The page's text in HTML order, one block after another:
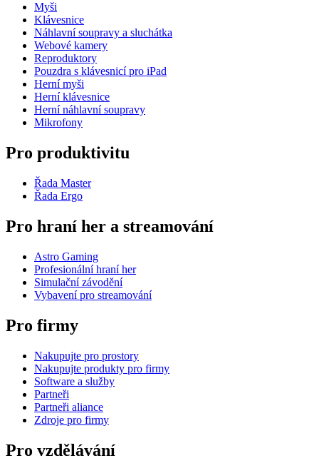
Myši
Klávesnice
Náhlavní soupravy a sluchátka
Webové kamery
Reproduktory
Pouzdra s klávesnicí pro iPad
Herní myši
Herní klávesnice
Herní náhlavní soupravy
Mikrofony
Pro produktivitu
Řada Master
Řada Ergo
Pro hraní her a streamování
Astro Gaming
Profesionální hraní her
Simulační závodění
Vybavení pro streamování
Pro firmy
Nakupujte pro prostory
Nakupujte produkty pro firmy
Software a služby
Partneři
Partneři aliance
Zdroje pro firmy
Pro vzdělávání